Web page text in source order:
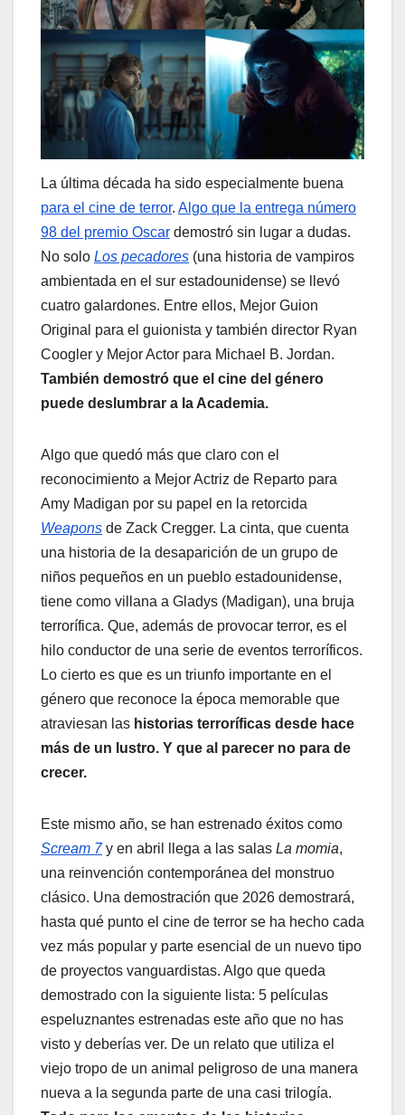
La última década ha sido especialmente buena
para el cine de terror. Algo que la entrega número
98 del premio Oscar demostró sin lugar a dudas.
No solo Los pecadores (una historia de vampiros
ambientada en el sur estadounidense) se llevó
cuatro galardones. Entre ellos, Mejor Guion
Original para el guionista y también director Ryan
Coogler y Mejor Actor para Michael B. Jordan.
También demostró que el cine del género
puede deslumbrar a la Academia.
Algo que quedó más que claro con el
reconocimiento a Mejor Actriz de Reparto para
Amy Madigan por su papel en la retorcida
Weapons de Zack Cregger. La cinta, que cuenta
una historia de la desaparición de un grupo de
niños pequeños en un pueblo estadounidense,
tiene como villana a Gladys (Madigan), una bruja
terrorífica. Que, además de provocar terror, es el
hilo conductor de una serie de eventos terroríficos.
Lo cierto es que es un triunfo importante en el
género que reconoce la época memorable que
atraviesan las historias terroríficas desde hace
más de un lustro. Y que al parecer no para de
crecer.
Este mismo año, se han estrenado éxitos como
Scream 7y en abril llega a las salas La momia,
una reinvención contemporánea del monstruo
clásico. Una demostración que 2026 demostrará,
hasta qué punto el cine de terror se ha hecho cada
vez más popular y parte esencial de un nuevo tipo
de proyectos vanguardistas. Algo que queda
demostrado con la siguiente lista: 5 películas
espeluznantes estrenadas este año que no has
visto y deberías ver. De un relato que utiliza el
viejo tropo de un animal peligroso de una manera
nueva a la segunda parte de una casi trilogía.